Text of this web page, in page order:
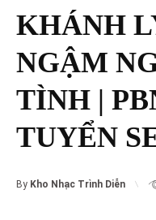
KHÁNH
NGẬM
TÌNH |
TUYỂN
By Kho Nhạc Trình Diễn